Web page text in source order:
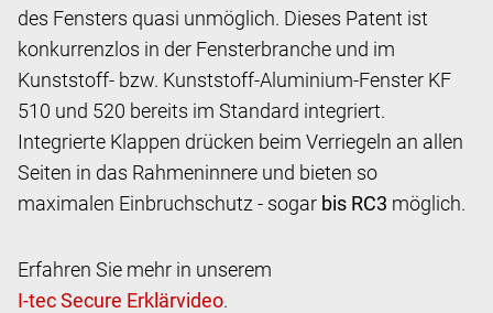
des Fensters quasi unmöglich. Dieses Patent ist
konkurrenzlos in der Fensterbranche und im
Kunststoff- bzw. Kunststoff-Aluminium-Fenster KF
510 und 520 bereits im Standard integriert.
Integrierte Klappen drücken beim Verriegeln an allen
Seiten in das Rahmeninnere und bieten so
maximalen Einbruchschutz - sogar bis RC3 möglich.
Erfahren Sie mehr in unserem
.